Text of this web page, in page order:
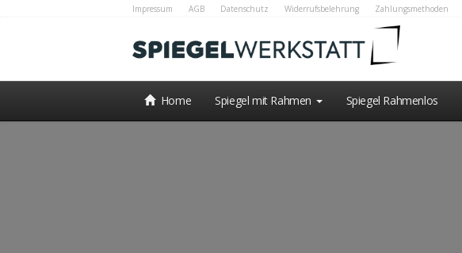
Impressum AGB Datenschutz Widerrufsbelehrung Zahlungsmethoden
Home Spiegel mit Rahmen Spiegel Rahmenlos